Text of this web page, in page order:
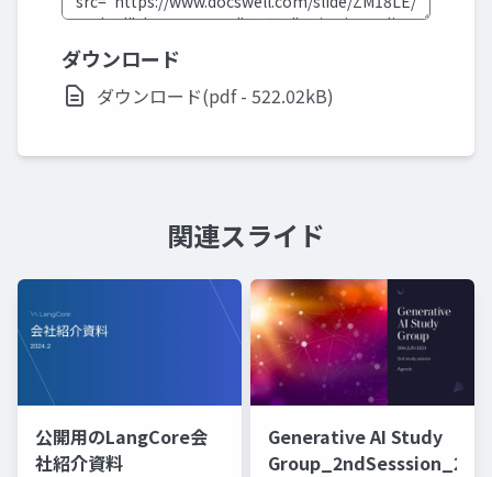
ダウンロード
ダウンロード(pdf - 522.02kB)
関連スライド
公開用のLangCore会
社紹介資料
Generative AI Study